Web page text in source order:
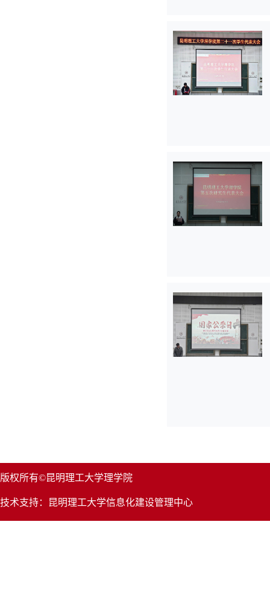
版权所有©昆明理工大学理学院
技术支持：昆明理工大学信息化建设管理中心